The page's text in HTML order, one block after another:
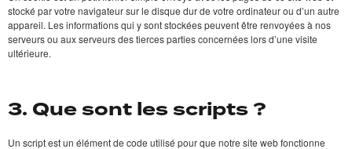
stocké par votre navigateur sur le disque dur de votre ordinateur ou d’un autre
appareil. Les informations qui y sont stockées peuvent être renvoyées à nos
serveurs ou aux serveurs des tierces parties concernées lors d’une visite
ultérieure.
3. Que sont les scripts ?
Un script est un élément de code utilisé pour que notre site web fonctionne